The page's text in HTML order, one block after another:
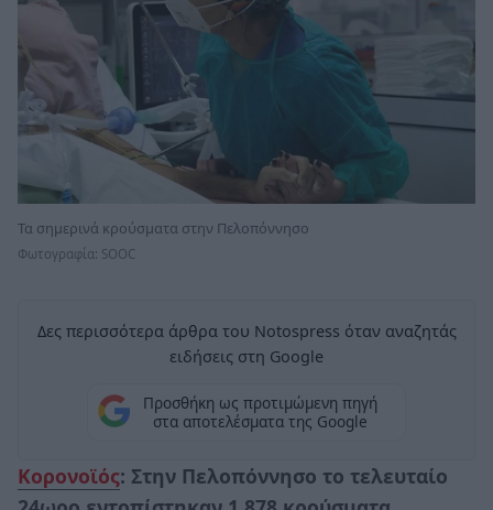
Τα σημερινά κρούσματα στην Πελοπόννησο
Φωτογραφία: SOOC
Δες περισσότερα άρθρα του Notospress όταν αναζητάς
ειδήσεις στη Google
Προσθήκη ως προτιμώμενη πηγή
στα αποτελέσματα της Google
Κορονοϊός: Στην Πελοπόννησο το τελευταίο